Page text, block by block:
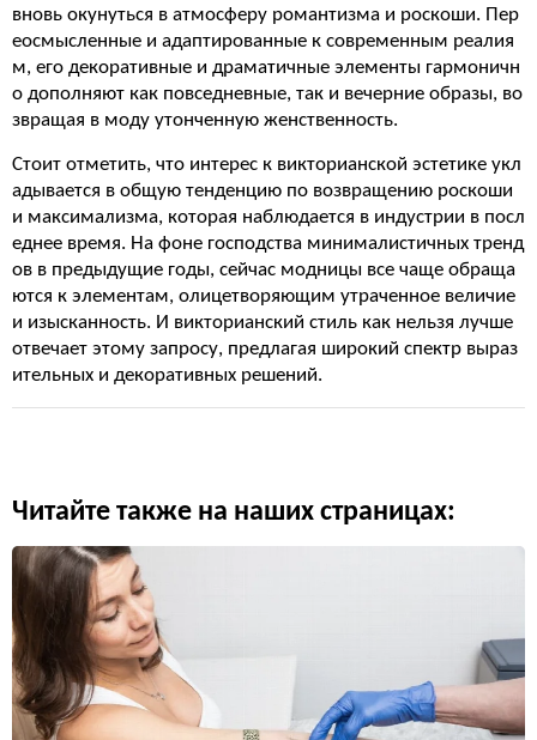
вновь окунуться в атмосферу романтизма и роскоши. Пер
еосмысленные и адаптированные к современным реалия
м, его декоративные и драматичные элементы гармоничн
о дополняют как повседневные, так и вечерние образы, во
звращая в моду утонченную женственность.
Стоит отметить, что интерес к викторианской эстетике укл
адывается в общую тенденцию по возвращению роскоши
и максимализма, которая наблюдается в индустрии в посл
еднее время. На фоне господства минималистичных тренд
ов в предыдущие годы, сейчас модницы все чаще обраща
ются к элементам, олицетворяющим утраченное величие
и изысканность. И викторианский стиль как нельзя лучше
отвечает этому запросу, предлагая широкий спектр выраз
ительных и декоративных решений.
Читайте также на наших страницах: